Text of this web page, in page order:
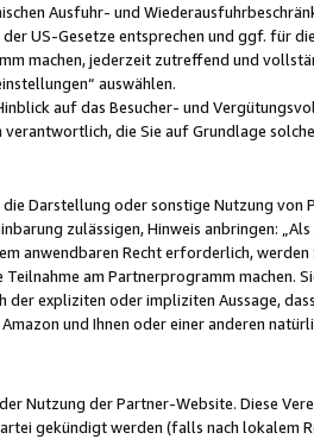
Ausfuhr- und
US-Gesetze entsprechen und ggf. für
machen, jederzeit zutreffend und
auswählen.
auf das Besucher- und
die Sie auf Grundlage
Darstellung oder sonstige Nutzung
zulässigen, Hinweis anbringen:
anwendbaren Recht erforderlich,
am Partnerprogramm machen.
expliziten oder impliziten Aussage,
und Ihnen oder einer anderen
Nutzung der Partner-Website. Diese
gekündigt werden (falls nach lokalem